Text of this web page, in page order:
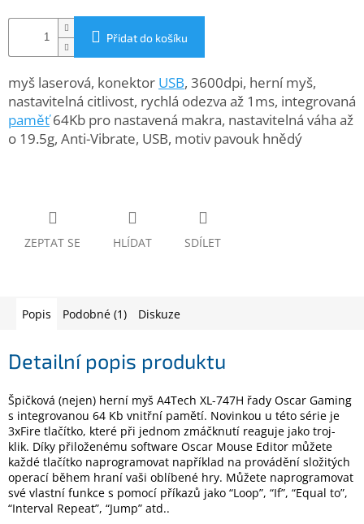
Gaming
Telefony
a
tablety
zahrada
notebooky
Elektronika
Domácnost
%
Black
Friday
Přidat do košíku
myš laserová, konektor USB, 3600dpi, herní myš,
nastavitelná citlivost, rychlá odezva až 1ms, integrovaná
paměť64Kb pro nastavená makra, nastavitelná váha až
o 19.5g, Anti-Vibrate, USB, motiv pavouk hnědý
ZEPTAT SE HLÍDAT SDÍLET
Popis Podobné (1) Diskuze
Detailní popis produktu
Špičková (nejen) herní myš A4Tech XL-747H řady Oscar Gaming
s integrovanou 64 Kb vnitřní pamětí. Novinkou u této série je
3xFire tlačítko, které při jednom zmáčknutí reaguje jako troj-
klik. Díky přiloženému software Oscar Mouse Editor můžete
každé tlačítko naprogramovat například na provádění složitých
operací během hraní vaši oblíbené hry. Můžete naprogramovat
své vlastní funkce s pomocí příkazů jako “Loop”, “If”, “Equal to”,
“Interval Repeat”, “Jump” atd..